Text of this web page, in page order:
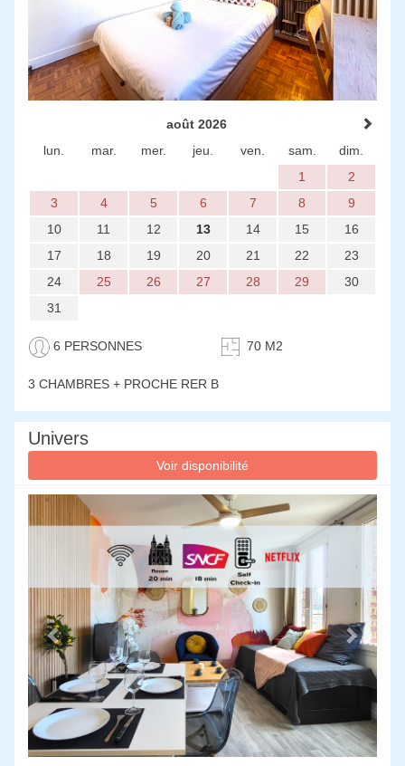
août 2026
lun.
mar. mer. jeu. ven. sam.
dim.
1
2
3
4 5 6 7 8
9
10
11 12 13 14 15
16
17
18 19 20 21 22
23
24
25 26 27 28 29
30
31
6 PERSONNES 70 M2
3 CHAMBRES + PROCHE RER B
Univers
Voir disponibilité
Previous Next